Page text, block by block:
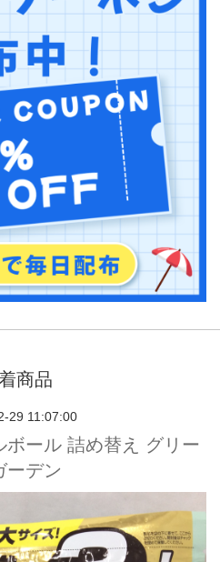
商品
29 11:07:00
ール 詰め替え グリー
ーデン